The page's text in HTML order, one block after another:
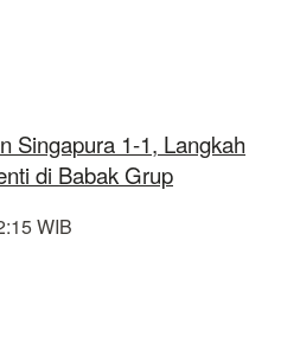
Singapura 1-1, Langkah
di Babak Grup
WIB